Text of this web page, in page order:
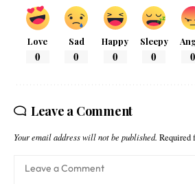
Love
0
Sad
0
Happy
0
Sleepy
0 0
Leave a Comment
Your email address will not be published. Required